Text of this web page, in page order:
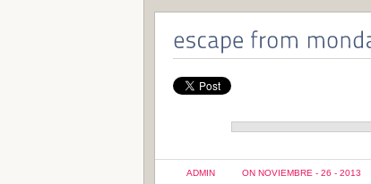
ADMIN ON NOVIEMBRE - 26 - 2013